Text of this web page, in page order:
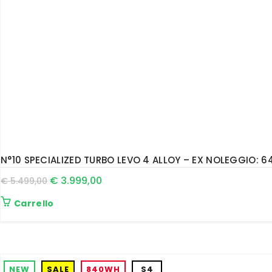
N°10 SPECIALIZED TURBO LEVO 4 ALLOY – EX NOLEGGIO:
€5.499,00 € 3.999,00
Carrello
SALE
NEW 840WH S4